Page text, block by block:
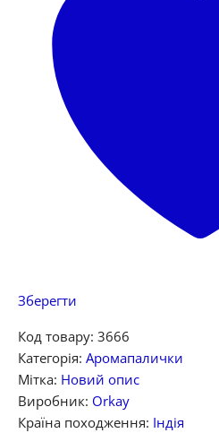
Зберегти
Код товару: 3666
Категорія: Аромапалички
Мітка: Новий опис
Виробник: Orkay
Країна походження: Індія